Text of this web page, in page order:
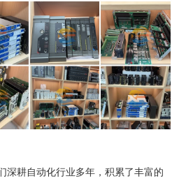
深耕自动化行业多年，积累了丰富的